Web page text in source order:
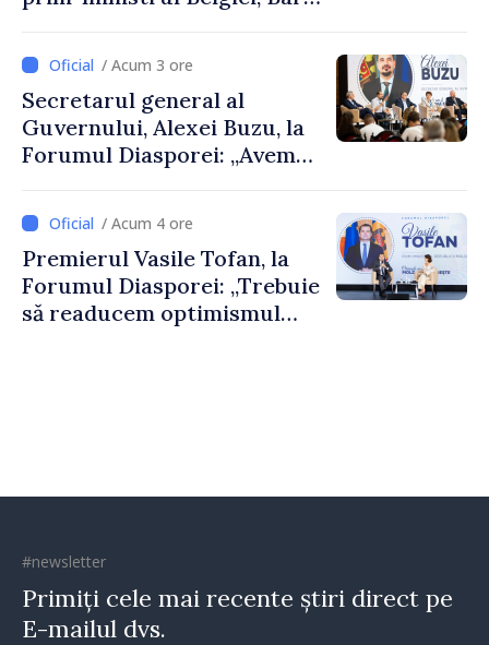
despre parcursul european
al Republicii Moldova.
/ Acum 3 ore
Secretarul general al
Guvernului, Alexei Buzu, la
Forumul Diasporei: „Avem
dumneavoastră pentru a
construi comunități mai
puternice”
/ Acum 4 ore
Premierul Vasile Tofan, la
Forumul Diasporei: „Trebuie
să readucem optimismul
#newsletter
Primiți cele mai recente știri direct pe
E-mailul dvs.